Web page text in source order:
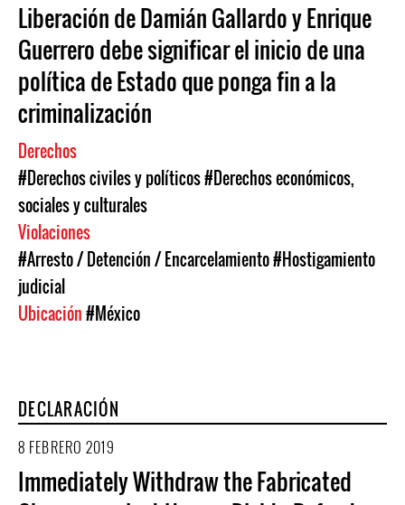
Liberación de Damián Gallardo y Enrique
Guerrero debe significar el inicio de una
política de Estado que ponga fin a la
criminalización
Derechos
#Derechos civiles y políticos#Derechos económicos,
sociales y culturales
Violaciones
#Arresto / Detención / Encarcelamiento#Hostigamiento
judicial
Ubicación#México
DECLARACIÓN
8 FEBRERO 2019
Immediately Withdraw the Fabricated